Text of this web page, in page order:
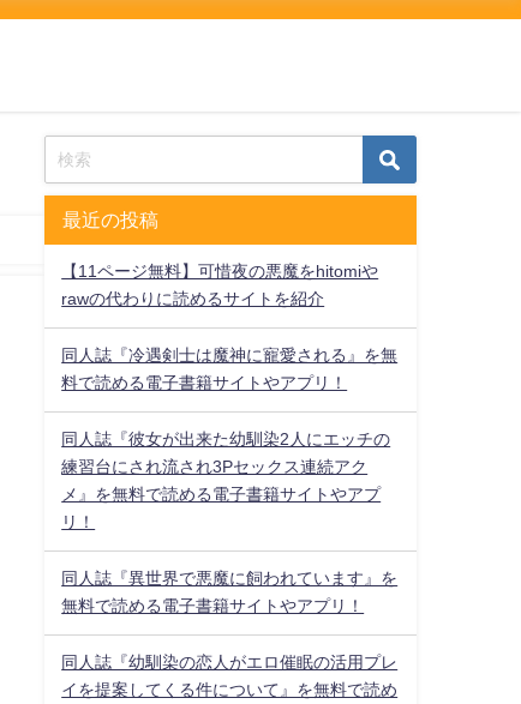
最近の投稿
【11ページ無料】可惜夜の悪魔をhitomiや
rawの代わりに読めるサイトを紹介
同人誌『冷遇剣士は魔神に寵愛される』を無
料で読める電子書籍サイトやアプリ！
同人誌『彼女が出来た幼馴染2人にエッチの
練習台にされ流され3Pセックス連続アク
メ』を無料で読める電子書籍サイトやアプ
リ！
同人誌『異世界で悪魔に飼われています』を
無料で読める電子書籍サイトやアプリ！
同人誌『幼馴染の恋人がエロ催眠の活用プレ
イを提案してくる件について』を無料で読め